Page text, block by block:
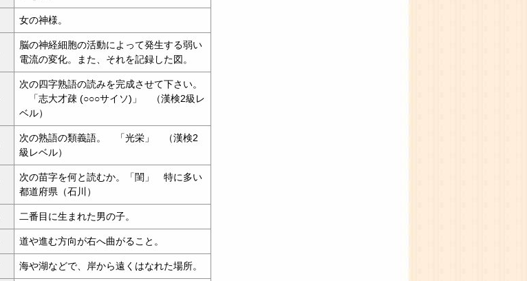
女の神様。
脳の神経細胞の活動によって発生する弱い
電流の変化。また、それを記録した図。
次の四字熟語の読みを完成させて下さい。
「志大才疎 (○○○サイソ)」 （漢検2級レ
ベル）
次の熟語の類義語。 「光栄」 （漢検2
級レベル）
次の苗字を何と読むか。「閨」 特に多い
都道府県（石川）
二番目に生まれた男の子。
道や進む方向が右へ曲がること。
海や湖などで、岸から遠くはなれた場所。